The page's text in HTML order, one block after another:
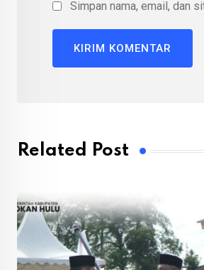
Simpan nama, email, dan
Related Post